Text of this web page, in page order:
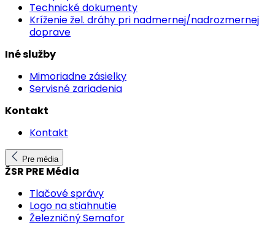
Technické dokumenty
Kríženie žel. dráhy pri nadmernej/nadrozmernej
doprave
Iné služby
Mimoriadne zásielky
Servisné zariadenia
Kontakt
Kontakt
Pre média
ŽSR PRE Média
Tlačové správy
Logo na stiahnutie
Železničný Semafor